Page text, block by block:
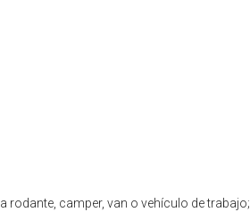
rodante, camper, van o vehículo de trabajo;